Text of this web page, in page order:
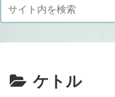
ケトル